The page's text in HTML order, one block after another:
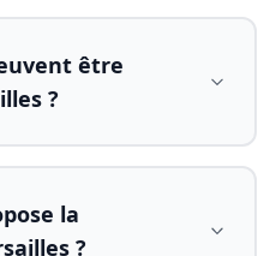
être
?
la
?